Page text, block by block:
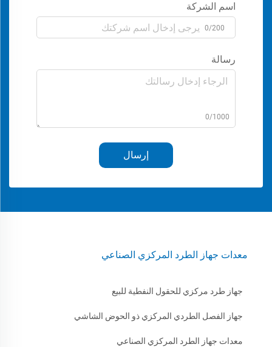
اسم الشركة
0/200
رسالة
0/1000
إرسال
معدات جهاز الطرد المركزي الصناعي
جهاز طرد مركزي للحقول النفطية للبيع
جهاز الفصل الطردي المركزي ذو الحوض الشاشي
معدات جهاز الطرد المركزي الصناعي